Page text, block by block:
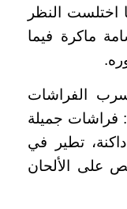
اختلست النظر
ماكرة فيما
الفراشات
فراشات جميلة
تطير في
على الألحان